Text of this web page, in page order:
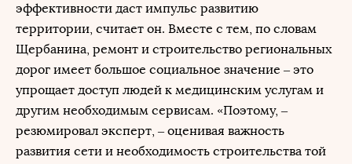
эффективности даст импульс развитию
территории, считает он. Вместе с тем, по словам
Щербанина, ремонт и строительство региональных
дорог имеет большое социальное значение – это
упрощает доступ людей к медицинским услугам и
другим необходимым сервисам. «Поэтому, –
резюмировал эксперт, – оценивая важность
развития сети и необходимость строительства той